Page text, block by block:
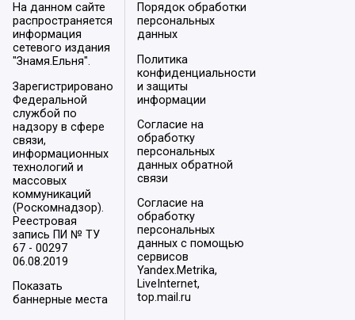
На данном сайте
распространяется
информация
сетевого издания
"Знамя.Ельня".
Зарегистрировано
Федеральной
службой по
надзору в сфере
связи,
информационных
технологий и
массовых
коммуникаций
(Роскомнадзор).
Реестровая
запись ПИ № ТУ
67 - 00297
06.08.2019
Показать
баннерные места
Порядок обработки
персональных
данных
Политика
конфиденциальности
и защиты
информации
Согласие на
обработку
персональных
данных обратной
связи
Согласие на
обработку
персональных
данных с помощью
сервисов
Yandex.Metrika,
LiveInternet,
top.mail.ru